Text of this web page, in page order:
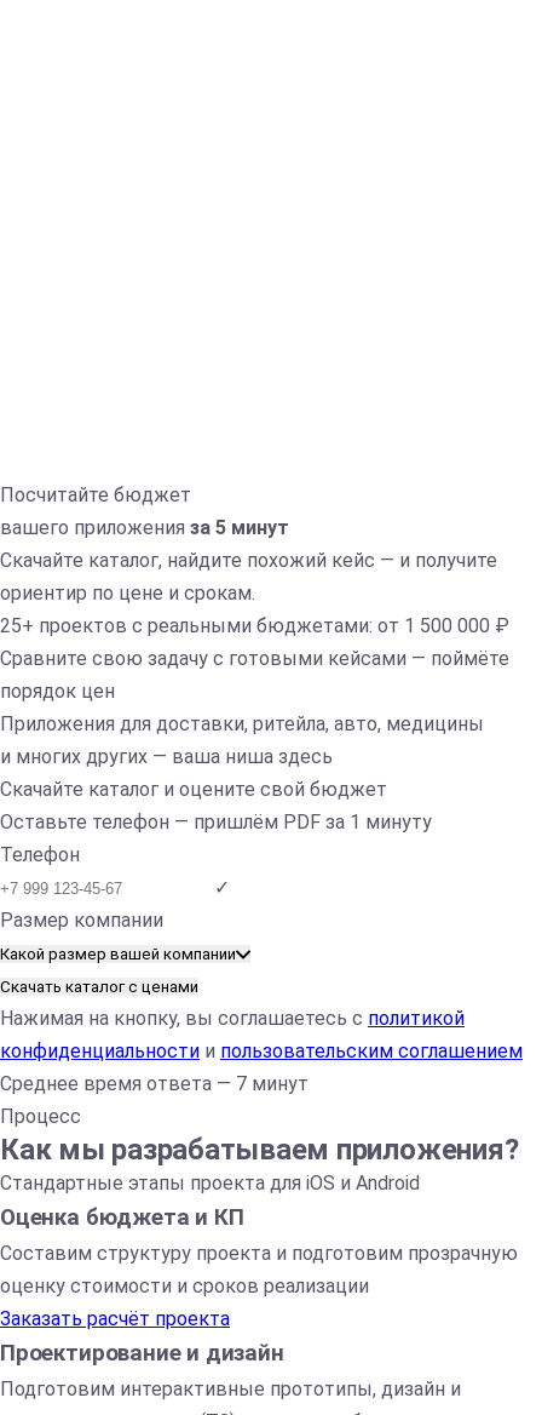
Посчитайте бюджет
вашего приложения за 5 минут
Скачайте каталог, найдите похожий кейс — и получите
ориентир по цене и срокам.
25+ проектов с реальными бюджетами: от 1 500 000 ₽
Сравните свою задачу с готовыми кейсами — поймёте
порядок цен
Приложения для доставки, ритейла, авто, медицины
и многих других — ваша ниша здесь
Скачайте каталог и оцените свой бюджет
Оставьте телефон — пришлём PDF за 1 минуту
Телефон
✓
Размер компании
Какой размер вашей компании
Скачать каталог с ценами
Нажимая на кнопку, вы соглашаетесь с политикой
конфиденциальности и пользовательским соглашением
Среднее время ответа — 7 минут
Процесс
Как мы разрабатываем приложения?
Стандартные этапы проекта для iOS и Android
Оценка бюджета и КП
Составим структуру проекта и подготовим прозрачную
оценку стоимости и сроков реализации
Заказать расчёт проекта
Проектирование и дизайн
Подготовим интерактивные прототипы, дизайн и